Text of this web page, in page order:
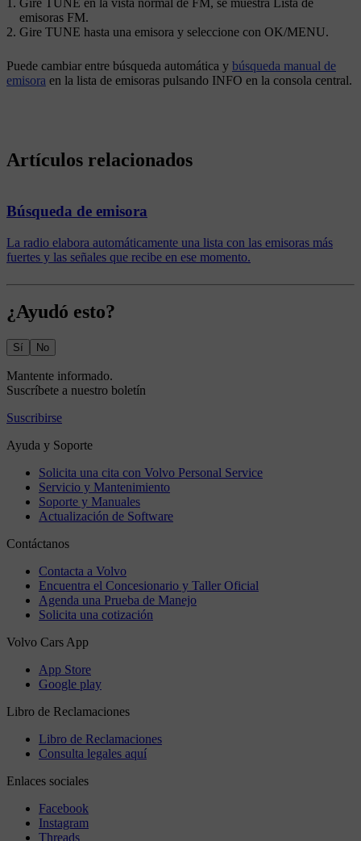
Gire TUNE en la vista normal de FM, se muestra Lista de
emisoras FM.
Gire TUNE hasta una emisora y seleccione con OK/MENU.
Puede cambiar entre búsqueda automática y búsqueda manual de
emisora en la lista de emisoras pulsando INFO en la consola central.
Artículos relacionados
Búsqueda de emisora
La radio elabora automáticamente una lista con las emisoras más
fuertes y las señales que recibe en ese momento.
¿Ayudó esto?
Sí No